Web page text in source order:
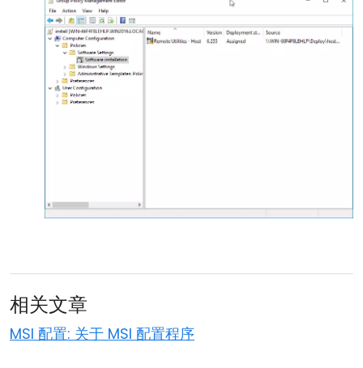
相关文章
MSI 配置: 关于 MSI 配置程序